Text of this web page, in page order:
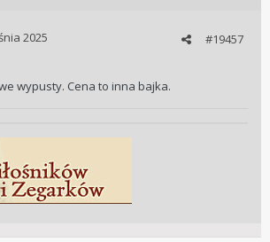
#19457
2025
wypusty. Cena to inna bajka.